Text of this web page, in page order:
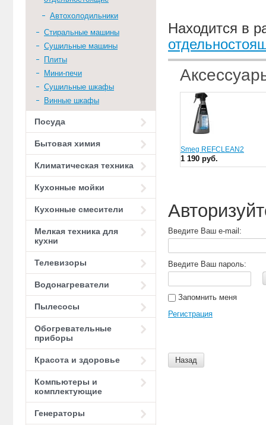
Автохолодильники
Стиральные машины
Сушильные машины
Плиты
Мини-печи
Сушильные шкафы
Винные шкафы
Посуда
Бытовая химия
Климатическая техника
Кухонные мойки
Кухонные смесители
Мелкая техника для
кухни
Телевизоры
Водонагреватели
Пылесосы
Обогревательные
приборы
Красота и здоровье
Компьютеры и
комплектующие
Генераторы
Находится в
Smeg REFCLEAN2
1 190 руб.
Введите Ваш e-mail:
Введите Ваш пароль:
Запомнить меня
Регистрация
Назад